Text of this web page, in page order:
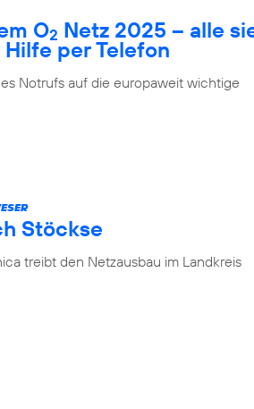
O2 Netz 2025 – alle
per Telefon
Notrufs auf die europaweit wichtige
Stöckse
treibt den Netzausbau im Landkreis